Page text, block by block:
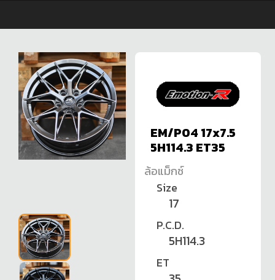
EM/P04 17x7.5
5H114.3 ET35
ล้อแม็กซ์
Size
17
P.C.D.
5H114.3
ET